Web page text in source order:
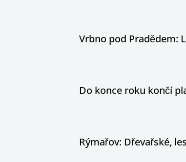
Vrbno pod Pradědem:
Do konce roku končí
Rýmařov: Dřevařské,